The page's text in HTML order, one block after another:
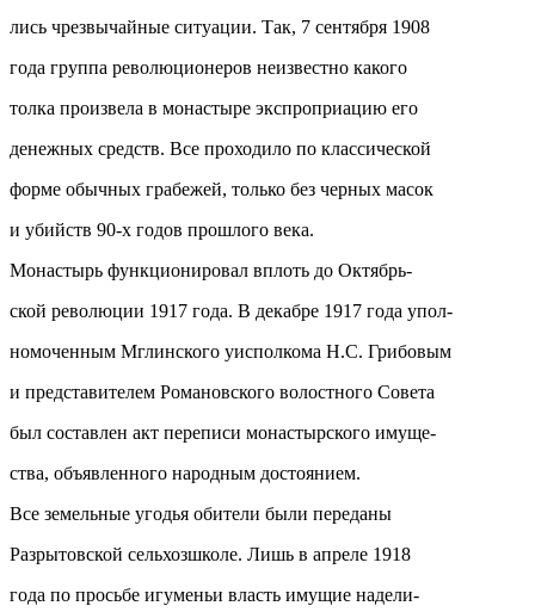
лись чрезвычайные ситуации. Так, 7 сентября 1908
года группа революционеров неизвестно какого
толка произвела в монастыре экспроприацию его
денежных средств. Все проходило по классической
форме обычных грабежей, только без черных масок
и убийств 90-х годов прошлого века.
Монастырь функционировал вплоть до Октябрь-
ской революции 1917 года. В декабре 1917 года упол-
номоченным Мглинского уисполкома Н.С. Грибовым
и представителем Романовского волостного Совета
был составлен акт переписи монастырского имуще-
ства, объявленного народным достоянием.
Все земельные угодья обители были переданы
Разрытовской сельхозшколе. Лишь в апреле 1918
года по просьбе игуменьи власть имущие надели-